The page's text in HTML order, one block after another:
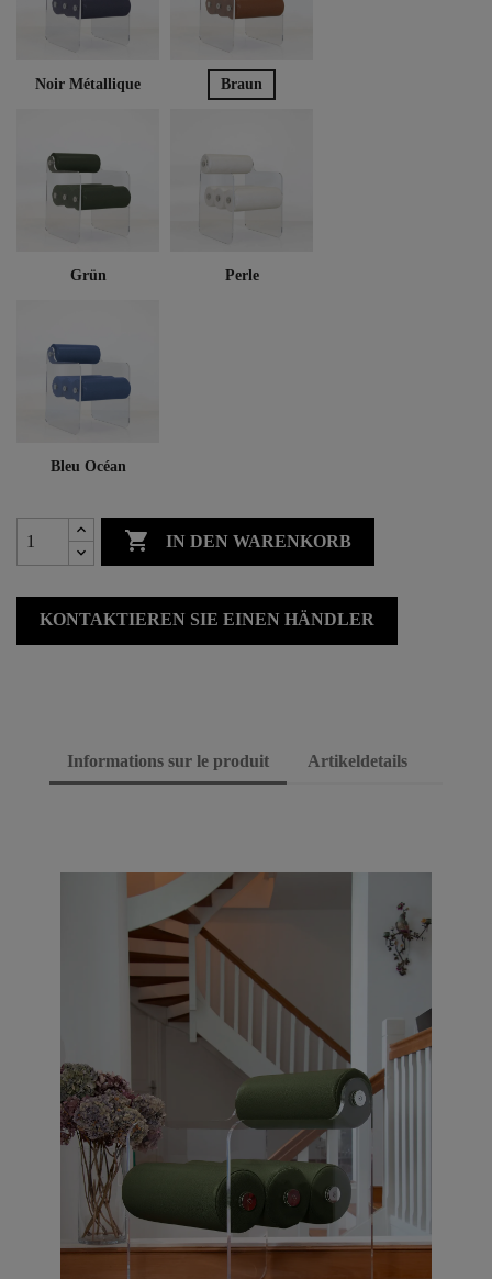
Noir Métallique Braun
Grün Perle
Bleu Océan
 IN DEN WARENKORB
KONTAKTIEREN SIE EINEN HÄNDLER
Informations sur le produit Artikeldetails